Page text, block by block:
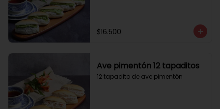
$16.500
Ave pimentón 12 tapaditos
12 tapadito de ave pimentón